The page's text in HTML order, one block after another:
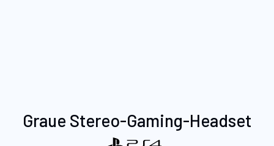
Anfang
Graue Stereo-Gaming-Headset